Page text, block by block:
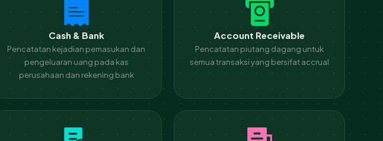
Cash & Bank
Pencatatan kejadian pemasukan dan
pengeluaran uang pada kas
perusahaan dan rekening bank
Account Receivable
Pencatatan piutang dagang untuk
semua transaksi yang bersifat accrual